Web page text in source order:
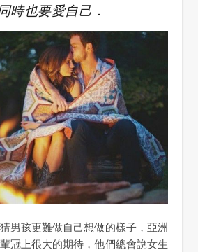
時也要愛自己．
男孩更難做自己想做的樣子，亞洲
冠上很大的期待，他們總會說女生